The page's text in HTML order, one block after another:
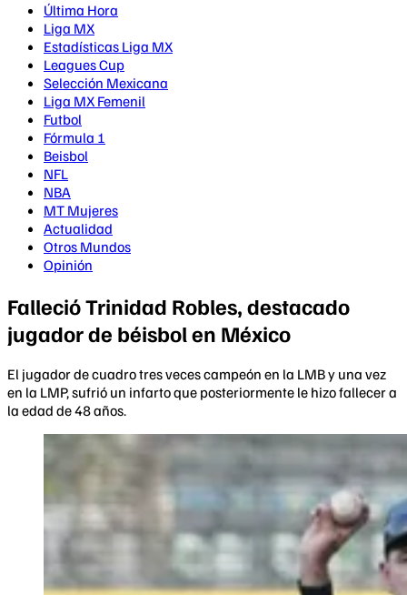
Última Hora
Liga MX
Estadísticas Liga MX
Leagues Cup
Selección Mexicana
Liga MX Femenil
Futbol
Fórmula 1
Beisbol
NFL
NBA
MT Mujeres
Actualidad
Otros Mundos
Opinión
Falleció Trinidad Robles, destacado
jugador de béisbol en México
El jugador de cuadro tres veces campeón en la LMB y una vez
en la LMP, sufrió un infarto que posteriormente le hizo fallecer a
la edad de 48 años.